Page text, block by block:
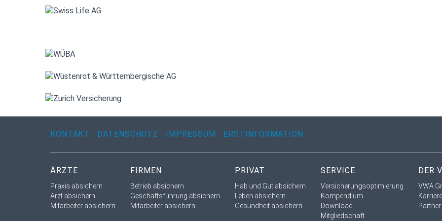
KONTAKT DATENSCHUTZ IMPRESSUM ERSTINFORMATION
ÄRZTE
Praxis absichern
Arzt absichern
Mitarbeiter absichern
FIRMEN
Betrieb absichern
Geschäftsführung absichern
Mitarbeiter absichern
PRIVAT
Hab und Gut absichern
Leben absichern
Gesundheit absichern
SERVICE
Versicherungsoptimierung
Kompendium
Download
Mitgliedschaft
DER
VWA
Karriere
Partner